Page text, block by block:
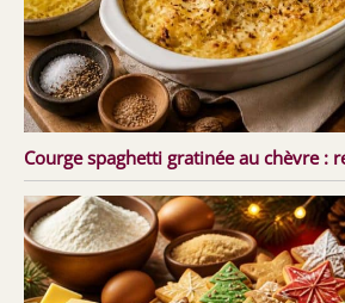
Courge spaghetti gratinée au chèvre :